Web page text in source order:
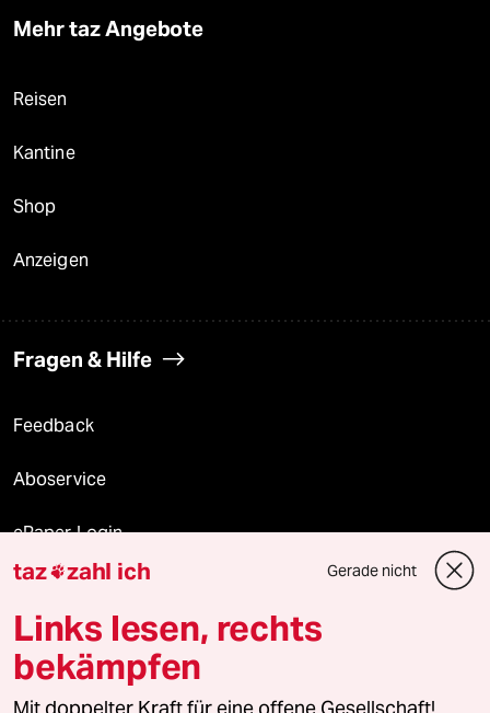
Mehr taz Angebote
Reisen
Kantine
Shop
Anzeigen
Fragen & Hilfe
Feedback
Aboservice
ePaper Login
Downloads für Abonnierende
© 2026 taz Verlags und Vertriebs GmbH
Alle Rechte vorbehalten. Bei rechtlichen Fragen oder für Genehmigungen
taz zahl ich Gerade nicht
Links lesen, rechts
bekämpfen